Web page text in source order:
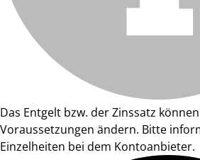
Das Entgelt bzw. der Zinssatz
Voraussetzungen ändern. Bitte
Einzelheiten bei dem Kontoanbieter.